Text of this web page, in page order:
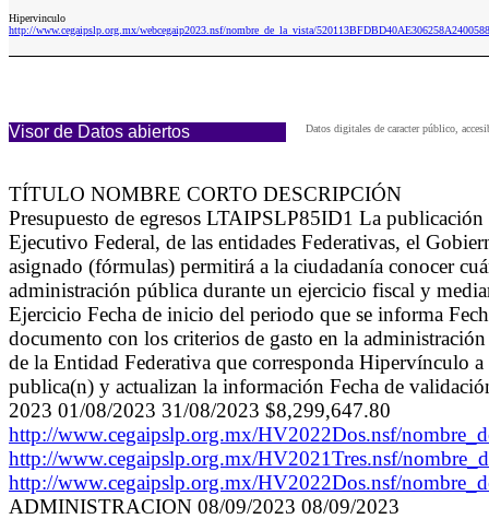
Hipervinculo
http://www.cegaipslp.org.mx/webcegaip2023.nsf/nombre_de_la_vista/
Visor de Datos abiertos Datos digitales de caracter público,
TÍTULO NOMBRE CORTO DESCRIPCIÓN
Presupuesto de egresos LTAIPSLP85ID1 La
Ejecutivo Federal, de las entidades Federativas, el
asignado (fórmulas) permitirá a la ciudadanía conocer
administración pública durante un ejercicio fiscal y
Ejercicio Fecha de inicio del periodo que se informa
documento con los criterios de gasto en la
de la Entidad Federativa que corresponda Hipervínculo
publica(n) y actualizan la información Fecha de
2023 01/08/2023 31/08/2023 $8,299,647.80
http://www.cegaipslp.org.mx/HV2022Dos.nsf/
http://www.cegaipslp.org.mx/HV2021Tres.nsf/
http://www.cegaipslp.org.mx/HV2022Dos.nsf/
ADMINISTRACION 08/09/2023 08/09/2023